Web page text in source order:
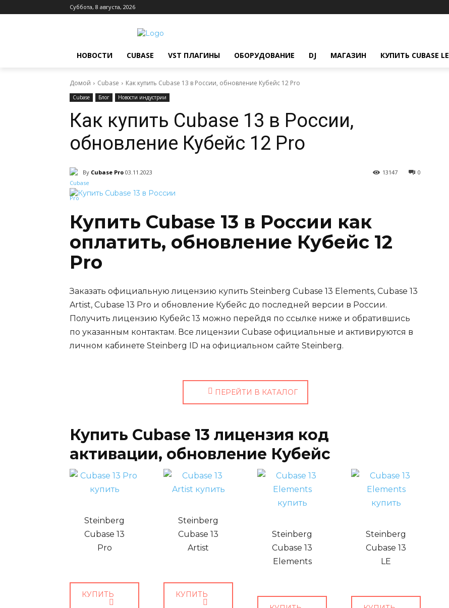
Суббота, 8 августа, 2026
НОВОСТИ CUBASE VST ПЛАГИНЫ ОБОРУДОВАНИЕ DJ МАГАЗИН КУПИТЬ CUBASE LE
Домой Cubase Как купить Cubase 13 в России, обновление Кубейс 12 Pro
Cubase Блог Новости индустрии
Как купить Cubase 13 в России,
обновление Кубейс 12 Pro
By Cubase Pro 03.11.2023 0
13147
Купить Cubase 13 в России как
оплатить, обновление Кубейс 12
Pro
Заказать официальную лицензию купить Steinberg Cubase 13 Elements, Cubase 13
Artist, Cubase 13 Pro и обновление Кубейс до последней версии в России.
Получить лицензию Кубейс 13 можно перейдя по ссылке ниже и обратившись
по указанным контактам. Все лицензии Cubase официальные и активируются в
личном кабинете Steinberg ID на официальном сайте Steinberg.
ПЕРЕЙТИ В КАТАЛОГ
Купить Cubase 13 лицензия код
активации, обновление Кубейс
Steinberg
Cubase 13
Pro
КУПИТЬ
Steinberg
Cubase 13
Artist
КУПИТЬ
Steinberg
Cubase 13
Elements
Steinberg
Cubase 13
LE